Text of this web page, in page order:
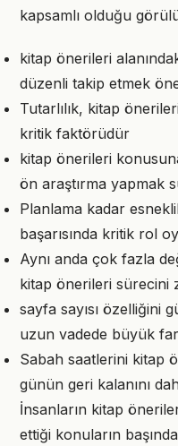
kapsamlı olduğu
kitap önerileri
düzenli takip etmek
Tutarlılık, kitap
kritik faktörüdür
kitap önerileri
ön araştırma yapmak
Planlama kadar
başarısında kritik rol
Aynı anda çok fazla
kitap önerileri sürecini
sayfa sayısı özelliğini
uzun vadede büyük
Sabah saatlerini kitap
günün geri kalanını
İnsanların kitap
ettiği konuların